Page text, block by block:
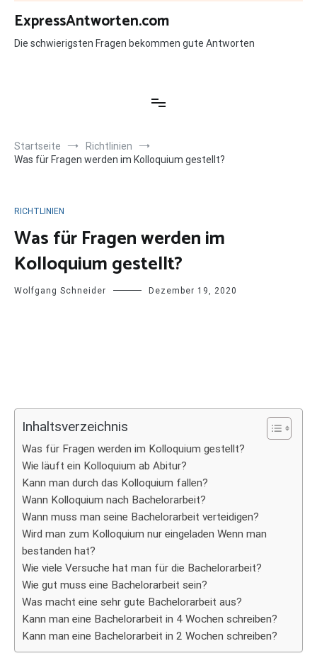
Zum
Inhalt
springen
ExpressAntworten.com
Die schwierigsten Fragen bekommen gute Antworten
Startseite
Richtlinien
Was für Fragen werden im Kolloquium gestellt?
RICHTLINIEN
Was für Fragen werden im
Kolloquium gestellt?
Wolfgang Schneider Dezember 19, 2020
Inhaltsverzeichnis
Was für Fragen werden im Kolloquium gestellt?
Wie läuft ein Kolloquium ab Abitur?
Kann man durch das Kolloquium fallen?
Wann Kolloquium nach Bachelorarbeit?
Wann muss man seine Bachelorarbeit verteidigen?
Wird man zum Kolloquium nur eingeladen Wenn man
bestanden hat?
Wie viele Versuche hat man für die Bachelorarbeit?
Wie gut muss eine Bachelorarbeit sein?
Was macht eine sehr gute Bachelorarbeit aus?
Kann man eine Bachelorarbeit in 4 Wochen schreiben?
Kann man eine Bachelorarbeit in 2 Wochen schreiben?